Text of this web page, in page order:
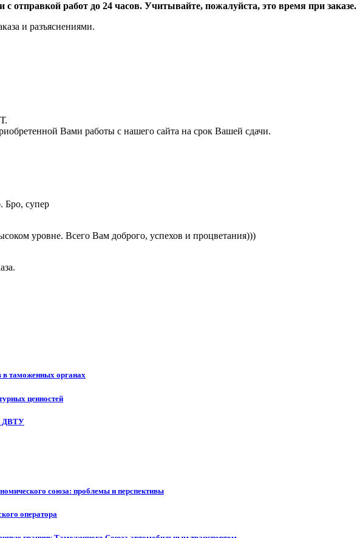
отправкой работ до 24 часов. Учитывайте, пожалуйста, это время при заказе.
и разъяснениями.
Вами работы с нашего сайта на срок Вашей сдачи.
Бро, супер
уровне. Всего Вам доброго, успехов и процветания)))
в таможенных органах
ценностей
ДВТУ
союза: проблемы и перспективы
оператора